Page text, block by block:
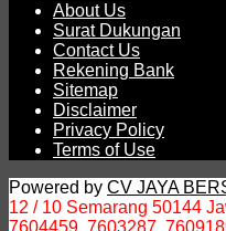
About Us
Surat Dukungan
Contact Us
Rekening Bank
Sitemap
Disclaimer
Privacy Policy
Terms of Use
Powered by CV JAYA
12 / 10 Semarang 50144
7604459, 7603287,